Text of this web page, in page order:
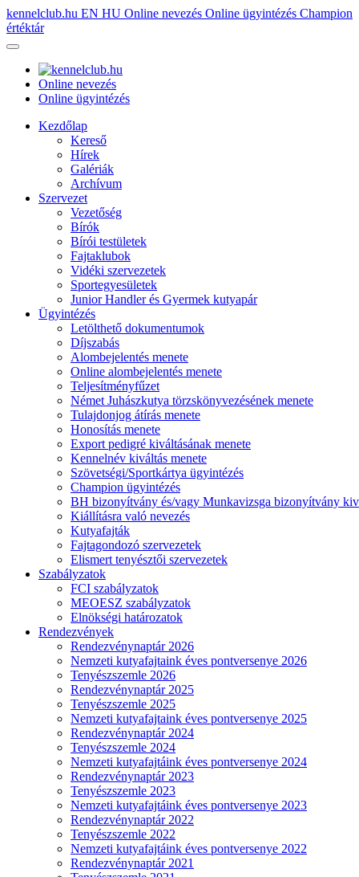
kennelclub.hu EN HU Online nevezés Online ügyintézés Champion
értéktár
Online nevezés
Online ügyintézés
Kezdőlap
Kereső
Hírek
Galériák
Archívum
Szervezet
Vezetőség
Bírók
Bírói testületek
Fajtaklubok
Vidéki szervezetek
Sportegyesületek
Junior Handler és Gyermek kutyapár
Ügyintézés
Letölthető dokumentumok
Díjszabás
Alombejelentés menete
Online alombejelentés menete
Teljesítményfűzet
Német Juhászkutya törzskönyvezésének menete
Tulajdonjog átírás menete
Honosítás menete
Export pedigré kiváltásának menete
Kennelnév kiváltás menete
Szövetségi/Sportkártya ügyintézés
Champion ügyintézés
BH bizonyítvány és/vagy Munkavizsga bizonyítvány
Kiállításra való nevezés
Kutyafajták
Fajtagondozó szervezetek
Elismert tenyésztői szervezetek
Szabályzatok
FCI szabályzatok
MEOESZ szabályzatok
Elnökségi határozatok
Rendezvények
Rendezvénynaptár 2026
Nemzeti kutyafajtaink éves pontversenye 2026
Tenyészszemle 2026
Rendezvénynaptár 2025
Tenyészszemle 2025
Nemzeti kutyafajtaink éves pontversenye 2025
Rendezvénynaptár 2024
Tenyészszemle 2024
Nemzeti kutyafajtáink éves pontversenye 2024
Rendezvénynaptár 2023
Tenyészszemle 2023
Nemzeti kutyafajtáink éves pontversenye 2023
Rendezvénynaptár 2022
Tenyészszemle 2022
Nemzeti kutyafajtáink éves pontversenye 2022
Rendezvénynaptár 2021